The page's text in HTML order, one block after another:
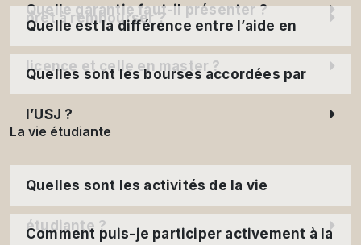
Quelle garantie faut-il présenter ?
prêt à rembourser ?
Quelle est la différence entre l’aide en
licence et celle en master ?
Quelles sont les bourses accordées par
l’USJ ?
La vie étudiante
Quelles sont les activités de la vie
étudiante ?
Comment puis-je participer activement à la